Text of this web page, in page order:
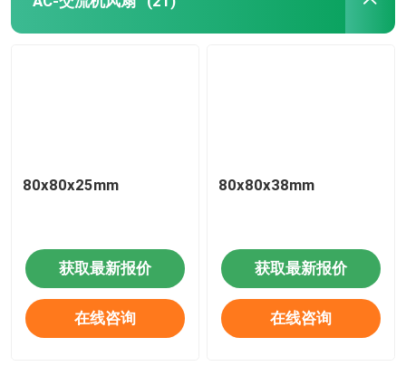
80x80x25mm
获取最新报价
在线咨询
80x80x38mm
获取最新报价
在线咨询